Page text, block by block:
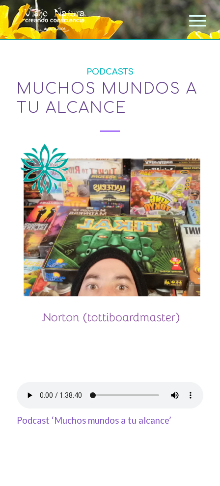
PODCASTS
MUCHOS MUNDOS A
TU ALCANCE
Podcast ‘Muchos mundos a tu alcance’